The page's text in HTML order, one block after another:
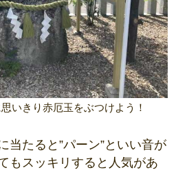
いきり赤厄玉をぶつけよう！
当たると”パーン”といい音が
もスッキリすると人気があ